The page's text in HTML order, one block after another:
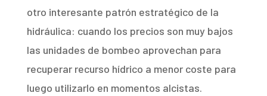
otro interesante patrón estratégico de la
hidráulica: cuando los precios son muy bajos
las unidades de bombeo aprovechan para
recuperar recurso hídrico a menor coste para
luego utilizarlo en momentos alcistas.